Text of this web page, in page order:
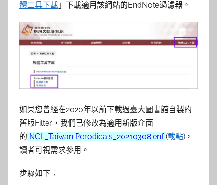
體工具下載 」下載適用該網站的EndNote過濾器。
如果您曾經在2020年以前下載過臺大圖書館自製的
舊版Filter，我們已修改為適用新版介面
的 NCL_Taiwan Perodicals_20210308.enf(載點)，
讀者可視需求參用。
步驟如下：